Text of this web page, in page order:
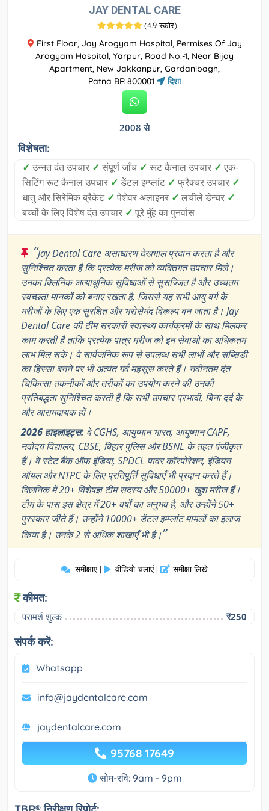
JAY DENTAL CARE
(4.9 स्कोर)
First Floor, Jay Arogyam Hospital, Permises Of Jay
Arogyam Hospital, Yarpur, Road No.-1, Near Bijoy
Apartment, New Jakkanpur, Gardanibagh,
Patna BR 800001
दिशा
2008 से
विशेषता:
✓ उन्नत दंत उपचार ✓ संपूर्ण जाँच ✓ रूट कैनाल उपचार ✓ एक-
सिटिंग रूट कैनाल उपचार ✓ डेंटल इम्प्लांट ✓ फ्रैक्चर उपचार ✓
धातु और सिरेमिक ब्रैकेट ✓ पेशेवर अलाइनर ✓ लचीले डेन्चर ✓
बच्चों के लिए विशेष दंत उपचार ✓ पूरे मुँह का पुनर्वास
“Jay Dental Care असाधारण देखभाल प्रदान करता है और
सुनिश्चित करता है कि प्रत्येक मरीज को व्यक्तिगत उपचार मिले।
उनका क्लिनिक अत्याधुनिक सुविधाओं से सुसज्जित है और उच्चतम
स्वच्छता मानकों को बनाए रखता है, जिससे यह सभी आयु वर्ग के
मरीजों के लिए एक सुरक्षित और भरोसेमंद विकल्प बन जाता है। Jay
Dental Care की टीम सरकारी स्वास्थ्य कार्यक्रमों के साथ मिलकर
काम करती है ताकि प्रत्येक पात्र मरीज को इन सेवाओं का अधिकतम
लाभ मिल सके। वे सार्वजनिक रूप से उपलब्ध सभी लाभों और सब्सिडी
का हिस्सा बनने पर भी अत्यंत गर्व महसूस करते हैं। नवीनतम दंत
चिकित्सा तकनीकों और तरीकों का उपयोग करने की उनकी
प्रतिबद्धता सुनिश्चित करती है कि सभी उपचार प्रभावी, बिना दर्द के
और आरामदायक हों।
2026 हाइलाइट्स: वे CGHS, आयुष्मान भारत, आयुष्मान CAPF,
नवोदय विद्यालय, CBSE, बिहार पुलिस और BSNL के तहत पंजीकृत
हैं। वे स्टेट बैंक ऑफ इंडिया, SPDCL पावर कॉरपोरेशन, इंडियन
ऑयल और NTPC के लिए प्रतिपूर्ति सुविधाएँ भी प्रदान करते हैं।
क्लिनिक में 20+ विशेषज्ञ टीम सदस्य और 50000+ खुश मरीज हैं।
टीम के पास इस क्षेत्र में 20+ वर्षों का अनुभव है, और उन्होंने 50+
पुरस्कार जीते हैं। उन्होंने 10000+ डेंटल इम्प्लांट मामलों का इलाज
किया है। उनके 2 से अधिक शाखाएँ भी हैं।”
समीक्षाएं | वीडियो चलाएं | समीक्षा लिखे
कीमत:
परामर्श शुल्क ₹250
संपर्क करें:
Whatsapp
info@jaydentalcare.com
jaydentalcare.com
95768 17649
सोम-रवि: 9am - 9pm